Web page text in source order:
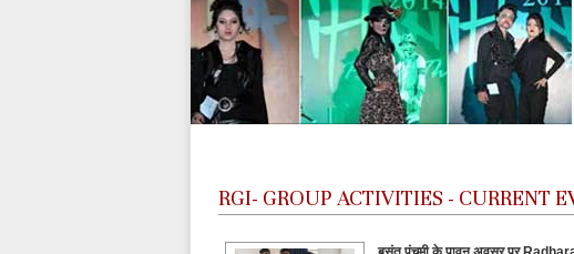
RGI- GROUP ACTIVITIES - CURRENT